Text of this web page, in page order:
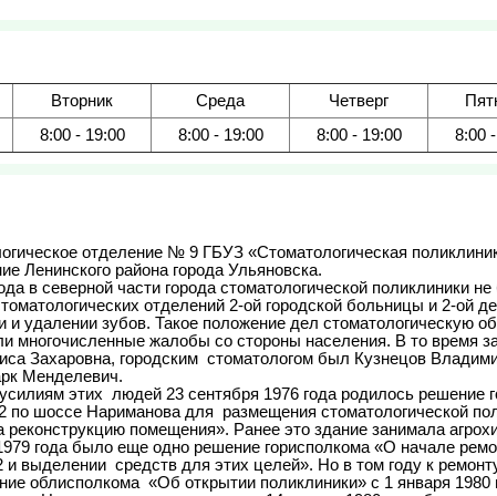
Вторник Среда Четверг
8:00 - 19:00
8:00 - 19:00 8:00 - 19:00 8:00
Ленинского района города Ульяновска.
отделений 2-ой городской больницы и 2-ой
и удалении зубов. Такое положение дел стоматологическую
многочисленные жалобы со стороны населения. В то время
Захаровна, городским  стоматологом был Кузнецов
Менделевич.
по шоссе Нариманова для  размещения стоматологической
реконструкцию помещения». Ранее это здание занимала
выделении  средств для этих целей». Но в том году к
облисполкома  «Об открытии поликлиники» с 1 января 1980